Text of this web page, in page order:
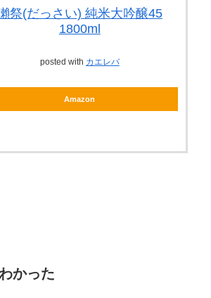
祭(だっさい) 純米大吟醸45
1800ml
posted with カエレバ
Amazon
かった